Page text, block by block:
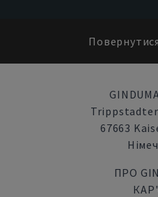
Trippstadter
67663
ПРО